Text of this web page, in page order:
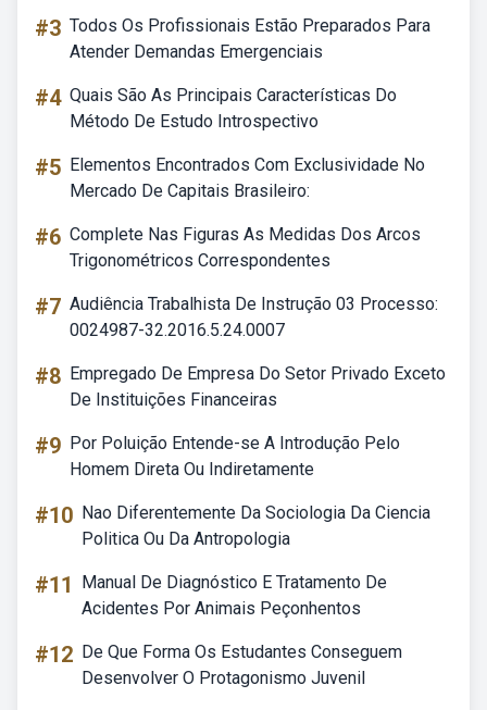
#3 Todos Os Profissionais Estão Preparados Para
Atender Demandas Emergenciais
#4 Quais São As Principais Características Do
Método De Estudo Introspectivo
#5 Elementos Encontrados Com Exclusividade No
Mercado De Capitais Brasileiro:
#6 Complete Nas Figuras As Medidas Dos Arcos
Trigonométricos Correspondentes
#7 Audiência Trabalhista De Instrução 03 Processo:
0024987-32.2016.5.24.0007
#8 Empregado De Empresa Do Setor Privado Exceto
De Instituições Financeiras
#9 Por Poluição Entende-se A Introdução Pelo
Homem Direta Ou Indiretamente
#10 Nao Diferentemente Da Sociologia Da Ciencia
Politica Ou Da Antropologia
#11
Manual De Diagnóstico E Tratamento De
Acidentes Por Animais Peçonhentos
#12 De Que Forma Os Estudantes Conseguem
Desenvolver O Protagonismo Juvenil